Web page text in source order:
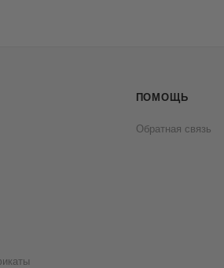
ПОМОЩЬ
Обратная связь